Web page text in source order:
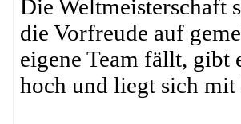
Die Weltmeisterschaft
die Vorfreude auf
eigene Team fällt, gibt
hoch und liegt sich